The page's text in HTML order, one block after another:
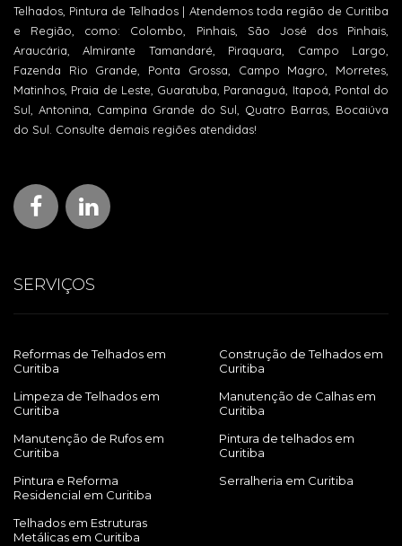
Telhados, Pintura de Telhados | Atendemos toda região de Curitiba
e Região, como: Colombo, Pinhais, São José dos Pinhais,
Araucária, Almirante Tamandaré, Piraquara, Campo Largo,
Fazenda Rio Grande, Ponta Grossa, Campo Magro, Morretes,
Matinhos, Praia de Leste, Guaratuba, Paranaguá, Itapoá, Pontal do
Sul, Antonina, Campina Grande do Sul, Quatro Barras, Bocaiúva
do Sul. Consulte demais regiões atendidas!
SERVIÇOS
Reformas de Telhados em
Curitiba
Construção de Telhados em
Curitiba
Limpeza de Telhados em
Curitiba
Manutenção de Calhas em
Curitiba
Manutenção de Rufos em
Curitiba
Pintura de telhados em
Curitiba
Pintura e Reforma
Residencial em Curitiba
Serralheria em Curitiba
Telhados em Estruturas
Metálicas em Curitiba